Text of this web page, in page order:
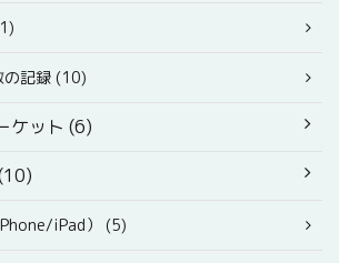
の記録 (10)
ケット (6)
iPad） (5)